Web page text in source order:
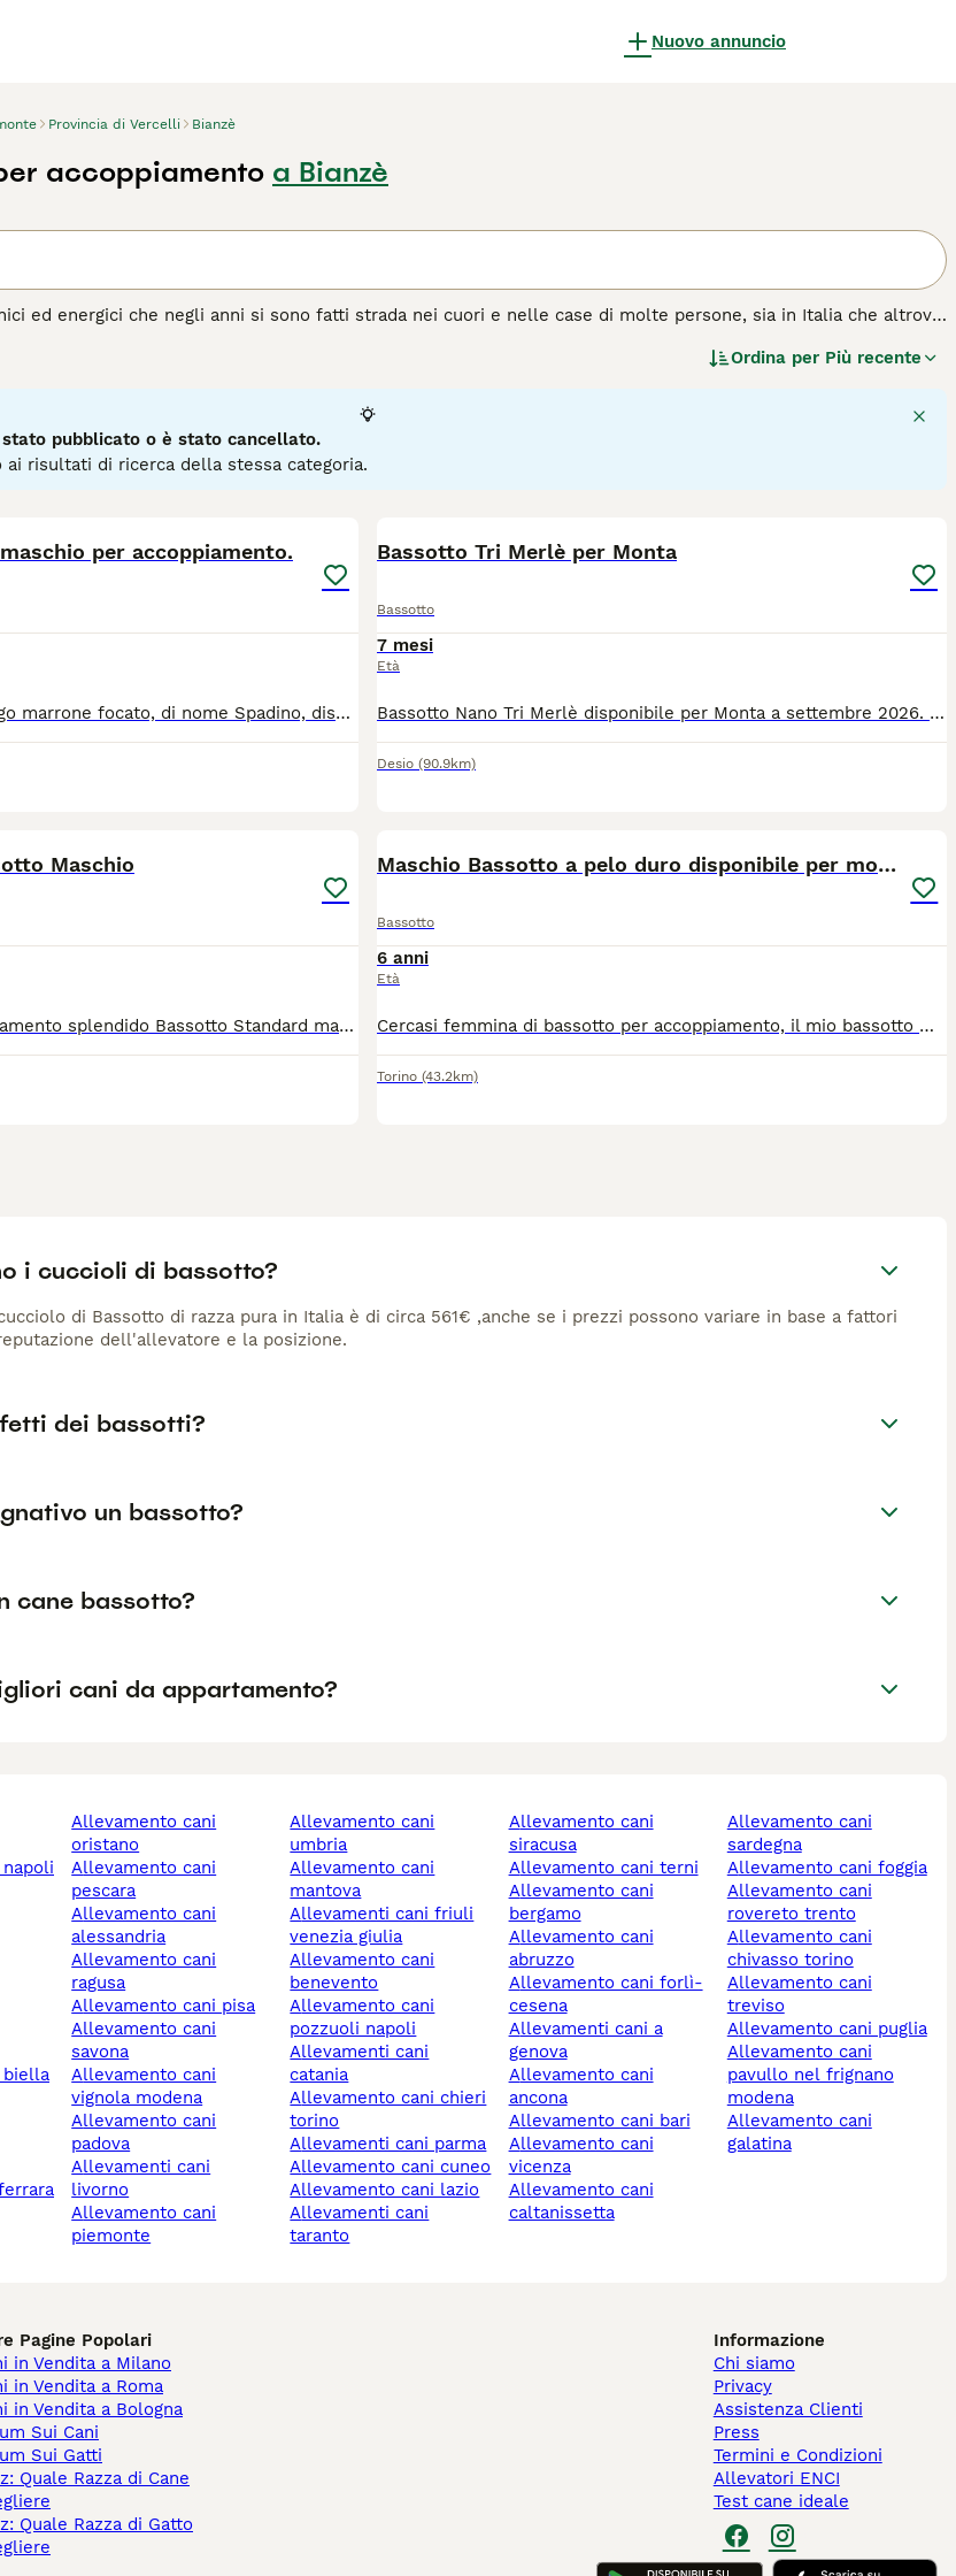
Nuovo annuncio
Provincia di Vercelli Bianzè
accoppiamento a Bianzè
ed energici che negli anni si sono fatti strada nei cuori e nelle case di molte persone, sia in Italia che altrove.
dove veniva allevata per cacciare conigli, tassi e piccola selvaggina. Non c'è niente che questi cani amano di
compagni intelligenti e leali e amano far parte di una famiglia.
sul Bassotto per informazioni su questa razza di cane.
Ordina per Più recente
pubblicato o è stato cancellato.
ai risultati di ricerca della stessa categoria.
per accoppiamento.
Bassotto nano a pelo lungo marrone focato, di nome Spadino, disponibile per monta naturale. Nato il 05.05.2022, peso 5,5 kg. Con pedigree ENCI, in regola con vaccini e microchip. Munito di test genetici. Carattere docile, equilibrato e tranquillo, ma con buona attività fisica. In cambio della monta si richiede un cucciolo. Siamo nella provincia di Biella/Canavese ma disponibili a spostarci. Per eventuali informazioni: Elisa 3288335409 (su whatsapp).
Bassotto Tri Merlè per Monta
Bassotto
7 mesi
Età
Bassotto Nano Tri Merlè disponibile per Monta a settembre 2026. - 9 Mesi a settembre - Perfettamente in salute - 6 Kili - Taglia Nana - Arlecchino ( tri merlè ) - accoppiamento naturale OPZIONI: - un cucciolo a nostra scelta - 400 euro solo monta PER PROGRAMMARE MONTA: 3293613022 (mandare messaggio whatsapp) (Possiamo spostarci noi su Lombardia o regioni vicine oppure ospitare per la durata della monta).
Desio (90.9km)
Maschio
🐾Si propone per accoppiamento splendido Bassotto Standard maschio Arlecchino, di nome Lucky, di 1 anno e mezzo, in ottima salute. Lucky è un cane dal carattere equilibrato, vivace, intelligente, socievole e molto affettuoso. Cresciuto in ambiente familiare, è abituato al contatto con persone e altri cani. 📌 Nessun pedigree 📍 Chivasso (provincia di Torino) Cerchiamo una femmina sana e ben tenuta per un accoppiamento. Per maggiori informazioni, foto e dettagli su Lucky, contattatemi in privato. Sarò felice di fornire tutte le informazioni necessarie. 🐶
Maschio Bassotto a pelo duro disponibile per monta
Bassotto
6 anni
Età
Cercasi femmina di bassotto per accoppiamento, il mio bassotto maschio a pelo duro è di taglia standard (vedi foto), in ottima salute, di 6 anni di età. Cercasi preferibilmente zona Torino/Piemonte Per maggiori informazioni scrivetemi , grazie
Torino (43.2km)
i cuccioli di bassotto?
di Bassotto di razza pura in Italia è di circa 561€ ,anche se i prezzi possono variare in base a fattori
dell'allevatore e la posizione.
dei bassotti?
un bassotto?
cane bassotto?
cani da appartamento?
napoli
biella
allevamento cani
oristano
allevamento cani
pescara
allevamento cani
alessandria
allevamento cani
ragusa
allevamento cani pisa
allevamento cani
savona
allevamento cani
vignola modena
allevamento cani
padova
allevamenti cani
livorno
allevamento cani
piemonte
allevamento cani
umbria
allevamento cani
mantova
allevamenti cani friuli
venezia giulia
allevamento cani
benevento
allevamento cani
pozzuoli napoli
allevamenti cani
catania
allevamento cani chieri
torino
allevamenti cani parma
allevamento cani cuneo
allevamento cani lazio
allevamenti cani
taranto
allevamento cani
siracusa
allevamento cani terni
allevamento cani
bergamo
allevamento cani
abruzzo
allevamento cani forlì-
cesena
allevamenti cani a
genova
allevamento cani
ancona
allevamento cani bari
allevamento cani
vicenza
allevamento cani
caltanissetta
allevamento cani
sardegna
allevamento cani foggia
allevamento cani
rovereto trento
allevamento cani
chivasso torino
allevamento cani
treviso
allevamento cani puglia
allevamento cani
pavullo nel frignano
modena
allevamento cani
galatina
Pagine Popolari
in Vendita a Milano
in Vendita a Roma
in Vendita a Bologna
Sui Cani
Sui Gatti
Quale Razza di Cane
Quale Razza di Gatto
Informazione
Chi siamo
Privacy
Assistenza Clienti
Press
Termini e Condizioni
Allevatori ENCI
Test cane ideale